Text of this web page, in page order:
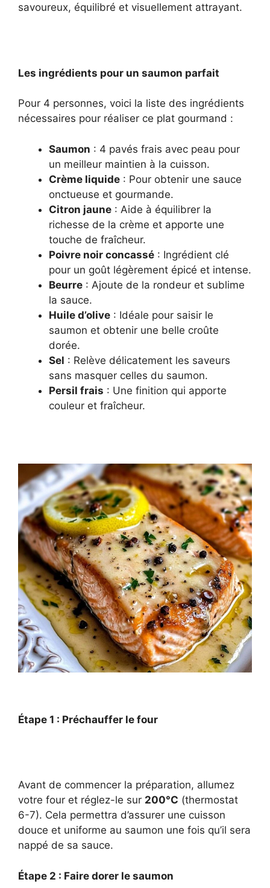
savoureux, équilibré et visuellement attrayant.
Les ingrédients pour un saumon parfait
Pour 4 personnes, voici la liste des ingrédients
nécessaires pour réaliser ce plat gourmand :
Saumon : 4 pavés frais avec peau pour
un meilleur maintien à la cuisson.
Crème liquide : Pour obtenir une sauce
onctueuse et gourmande.
Citron jaune : Aide à équilibrer la
richesse de la crème et apporte une
touche de fraîcheur.
Poivre noir concassé : Ingrédient clé
pour un goût légèrement épicé et intense.
Beurre : Ajoute de la rondeur et sublime
la sauce.
Huile d’olive : Idéale pour saisir le
saumon et obtenir une belle croûte
dorée.
Sel : Relève délicatement les saveurs
sans masquer celles du saumon.
Persil frais : Une finition qui apporte
couleur et fraîcheur.
Étape 1 : Préchauffer le four
Avant de commencer la préparation, allumez
votre four et réglez-le sur 200°C (thermostat
6-7). Cela permettra d’assurer une cuisson
douce et uniforme au saumon une fois qu’il sera
nappé de sa sauce.
Étape 2 : Faire dorer le saumon